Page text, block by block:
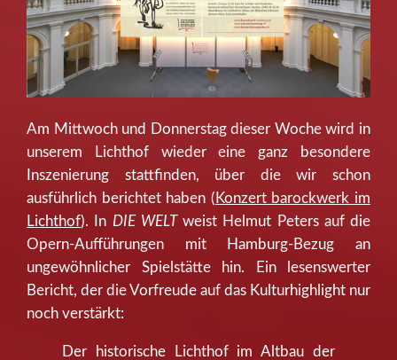
Am Mittwoch und Donnerstag dieser Woche wird in
unserem Lichthof wieder eine ganz besondere
Inszenierung stattfinden, über die wir schon
ausführlich berichtet haben ( Konzert barockwerk im
Lichthof). In DIE WELTweist Helmut Peters auf die
Opern-Aufführungen mit Hamburg-Bezug an
ungewöhnlicher Spielstätte hin. Ein lesenswerter
Bericht, der die Vorfreude auf das Kulturhighlight nur
noch verstärkt:
Der historische Lichthof im Altbau der